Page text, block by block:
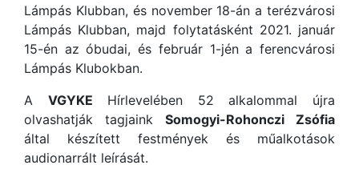
Lámpás Klubban, és november 18-án a terézvárosi
Lámpás Klubban, majd folytatásként 2021. január
15-én az óbudai, és február 1-jén a ferencvárosi
Lámpás Klubokban.
A VGYKE Hírlevelében 52 alkalommal újra
olvashatják tagjaink Somogyi-Rohonczi Zsófia
által készített festmények és műalkotások
audionarrált leírását.